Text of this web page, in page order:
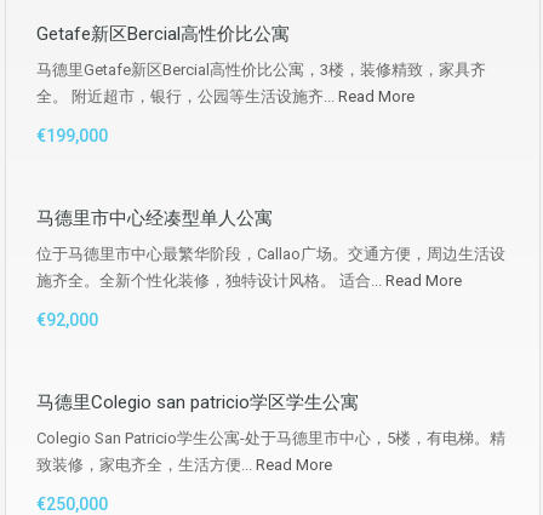
Getafe新区Bercial高性价比公寓
马德里Getafe新区Bercial高性价比公寓，3楼，装修精致，家具齐
全。 附近超市，银行，公园等生活设施齐... Read More
€199,000
马德里市中心经凑型单人公寓
位于马德里市中心最繁华阶段，Callao广场。交通方便，周边生活设
施齐全。全新个性化装修，独特设计风格。 适合... Read More
€92,000
马德里Colegio san patricio学区学生公寓
Colegio San Patricio学生公寓-处于马德里市中心，5楼，有电梯。精
致装修，家电齐全，生活方便... Read More
€250,000